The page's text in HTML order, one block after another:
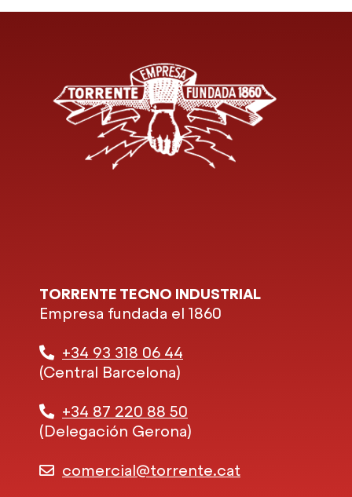
TORRENTE TECNO INDUSTRIAL
Empresa fundada el 1860
+34 93 318 06 44
(Central Barcelona)
+34 87 220 88 50
(Delegación Gerona)
comercial@torrente.cat